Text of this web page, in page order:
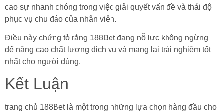
cao sự nhanh chóng trong việc giải quyết vấn đề và thái độ
phục vụ chu đáo của nhân viên.
Điều này chứng tỏ rằng 188Bet đang nỗ lực không ngừng
để nâng cao chất lượng dịch vụ và mang lại trải nghiệm tốt
nhất cho người dùng.
Kết Luận
trang chủ 188Bet là một trong những lựa chọn hàng đầu cho